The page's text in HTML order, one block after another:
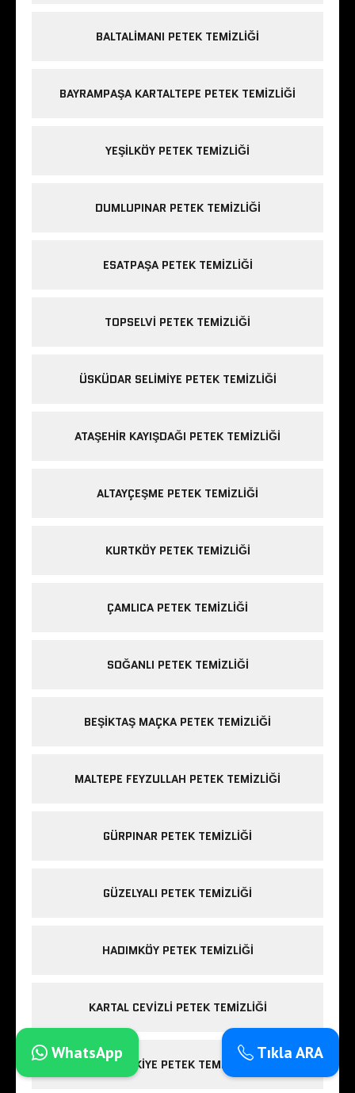
BALTALIMANI PETEK TEMIZLIĞI
BAYRAMPAŞA KARTALTEPE PETEK TEMIZLIĞI
YEŞILKÖY PETEK TEMIZLIĞI
DUMLUPINAR PETEK TEMIZLIĞI
ESATPAŞA PETEK TEMIZLIĞI
TOPSELVI PETEK TEMIZLIĞI
ÜSKÜDAR SELIMIYE PETEK TEMIZLIĞI
ATAŞEHIR KAYIŞDAĞI PETEK TEMIZLIĞI
ALTAYÇEŞME PETEK TEMIZLIĞI
KURTKÖY PETEK TEMIZLIĞI
ÇAMLICA PETEK TEMIZLIĞI
SOĞANLI PETEK TEMIZLIĞI
BEŞIKTAŞ MAÇKA PETEK TEMIZLIĞI
MALTEPE FEYZULLAH PETEK TEMIZLIĞI
GÜRPINAR PETEK TEMIZLIĞI
GÜZELYALI PETEK TEMIZLIĞI
HADIMKÖY PETEK TEMIZLIĞI
KARTAL CEVIZLI PETEK TEMIZLIĞI
TEŞVIKIYE PETEK TEMIZLIĞI
Tıkla ARA
WhatsApp